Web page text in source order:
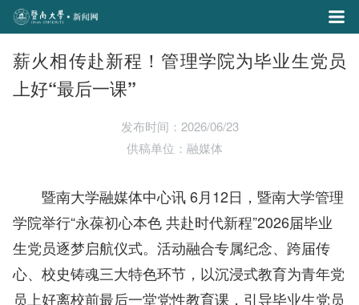
薪火相传赴新程！管理学院为毕业生党员
上好“最后一课”
发布时间：2026/06/23
供稿单位：融媒体
暨南大学融媒体中心讯 6月12日，暨南大学管理
学院举行“永葆初心本色 共赴时代新程”2026届毕业
生党员逐梦启航仪式。活动融合专属纪念、跨届传
心、校史铸魂三大特色环节，以沉浸式教育为青年党
员上好离校前最后一堂党性教育课，引导毕业生党员